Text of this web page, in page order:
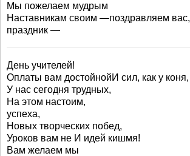
Мы пожелаем мудрым
Наставникам своим —поздравляем вас,
праздник —
День учителей!
Оплаты вам достойнойИ сил, как у коня,
У нас сегодня трудных,
На этом настоим,
успеха,
Новых творческих побед,
Уроков вам не И идей кишмя!
Вам желаем мы